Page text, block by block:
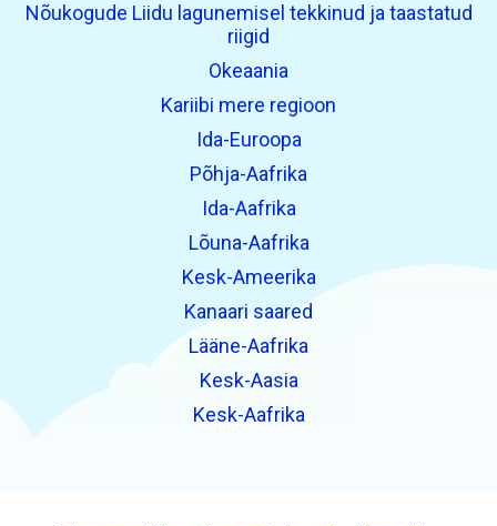
Nõukogude Liidu lagunemisel tekkinud ja taastatud
riigid
Okeaania
Kariibi mere regioon
Ida-Euroopa
Põhja-Aafrika
Ida-Aafrika
Lõuna-Aafrika
Kesk-Ameerika
Kanaari saared
Lääne-Aafrika
Kesk-Aasia
Kesk-Aafrika